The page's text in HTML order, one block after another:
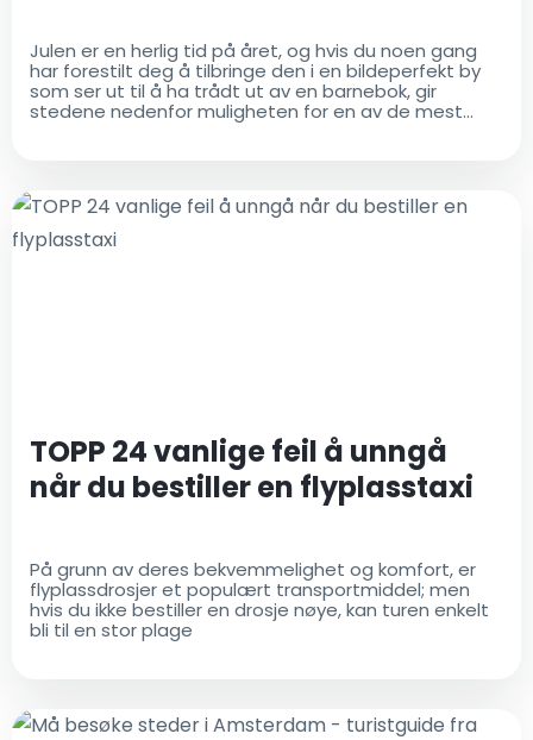
Julen er en herlig tid på året, og hvis du noen gang
har forestilt deg å tilbringe den i en bildeperfekt by
som ser ut til å ha trådt ut av en barnebok, gir
stedene nedenfor muligheten for en av de mest
TOPP 24 vanlige feil å unngå
når du bestiller en flyplasstaxi
På grunn av deres bekvemmelighet og komfort, er
flyplassdrosjer et populært transportmiddel; men
hvis du ikke bestiller en drosje nøye, kan turen enkelt
bli til en stor plage